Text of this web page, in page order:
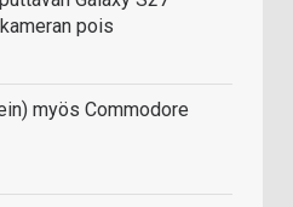
pois
myös Commodore